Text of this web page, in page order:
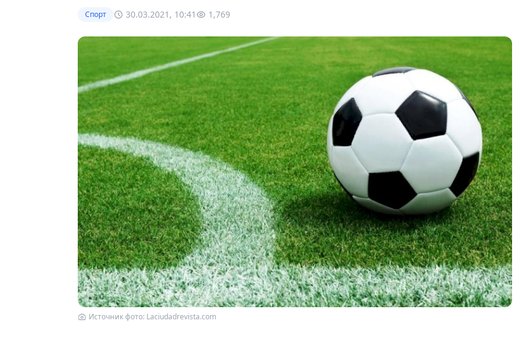
Спорт 30.03.2021, 10:41 1,769
Источник фото: Laciudadrevista.com